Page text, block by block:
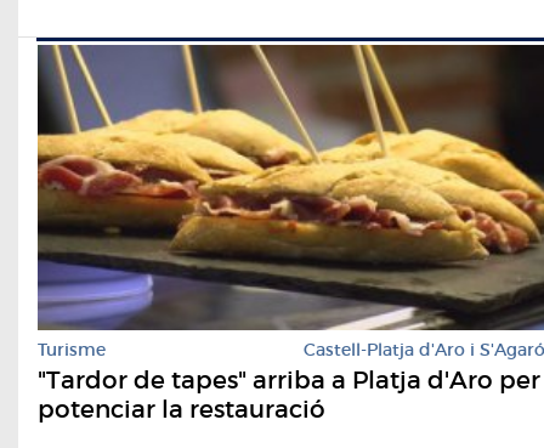
Turisme Castell-Platja d'Aro i S'Agaró
"Tardor de tapes" arriba a Platja d'Aro per
potenciar la restauració